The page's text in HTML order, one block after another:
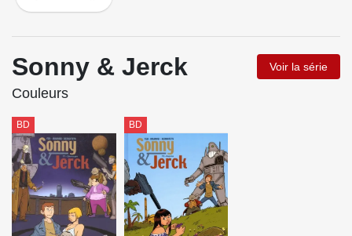
Sonny & Jerck Voir la série
Couleurs
BD BD